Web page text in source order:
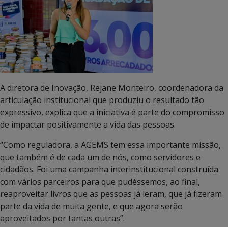
A diretora de Inovação, Rejane Monteiro, coordenadora da
articulação institucional que produziu o resultado tão
expressivo, explica que a iniciativa é parte do compromisso
de impactar positivamente a vida das pessoas.
“Como reguladora, a AGEMS tem essa importante missão,
que também é de cada um de nós, como servidores e
cidadãos. Foi uma campanha interinstitucional construída
com vários parceiros para que pudéssemos, ao final,
reaproveitar livros que as pessoas já leram, que já fizeram
parte da vida de muita gente, e que agora serão
aproveitados por tantas outras”.